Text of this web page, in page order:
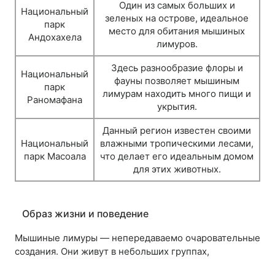
Национальный
парк
Андохахела
Один из самых больших и
зеленых на острове, идеальное
место для обитания мышиных
лимуров.
Национальный
парк
Раномафана
Здесь разнообразие флоры и
фауны позволяет мышиным
лимурам находить много пищи и
укрытия.
Национальный
парк Масоала
Данный регион известен своими
влажными тропическими лесами,
что делает его идеальным домом
для этих животных.
Образ жизни и поведение
Мышиные лимуры — непередаваемо очаровательные
создания. Они живут в небольших группах,